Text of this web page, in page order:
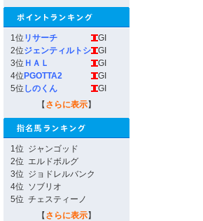
1位 リサーチ
GI
2位ジェンティルトシ
GI
3位 ＨＡＬ
GI
4位 PGOTTA2
GI
5位 しのくん
GI
【 さらに表示】
1位 ジャンゴッド
2位 エルドボルグ
3位 ジョドレルバンク
4位 ソブリオ
5位 チェスティーノ
【 さらに表示】